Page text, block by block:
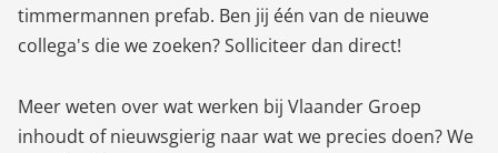
timmermannen prefab. Ben jij één van de nieuwe
collega's die we zoeken? Solliciteer dan direct!
Meer weten over wat werken bij Vlaander Groep
inhoudt of nieuwsgierig naar wat we precies doen? We